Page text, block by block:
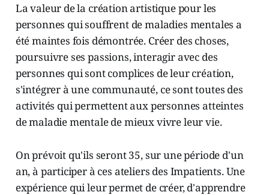
La valeur de la création artistique pour les
personnes qui souffrent de maladies mentales a
été maintes fois démontrée. Créer des choses,
poursuivre ses passions, interagir avec des
personnes qui sont complices de leur création,
s'intégrer à une communauté, ce sont toutes des
activités qui permettent aux personnes atteintes
de maladie mentale de mieux vivre leur vie.
On prévoit qu'ils seront 35, sur une période d'un
an, à participer à ces ateliers des Impatients. Une
expérience qui leur permet de créer, d'apprendre